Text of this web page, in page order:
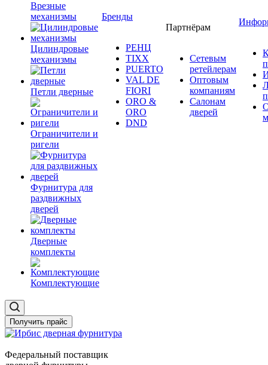
Врезные
механизмы
Цилиндровые
механизмы
Петли дверные
Ограничители и
ригели
Фурнитура для
раздвижных
дверей
Дверные
комплекты
Комплектующие
Бренды
РЕНЦ
TIXX
PUERTO
VAL DE
FIORI
ORO &
ORO
DND
Партнёрам
Сетевым
ретейлерам
Оптовым
компаниям
Салонам
дверей
Получить прайс
Федеральный поставщик